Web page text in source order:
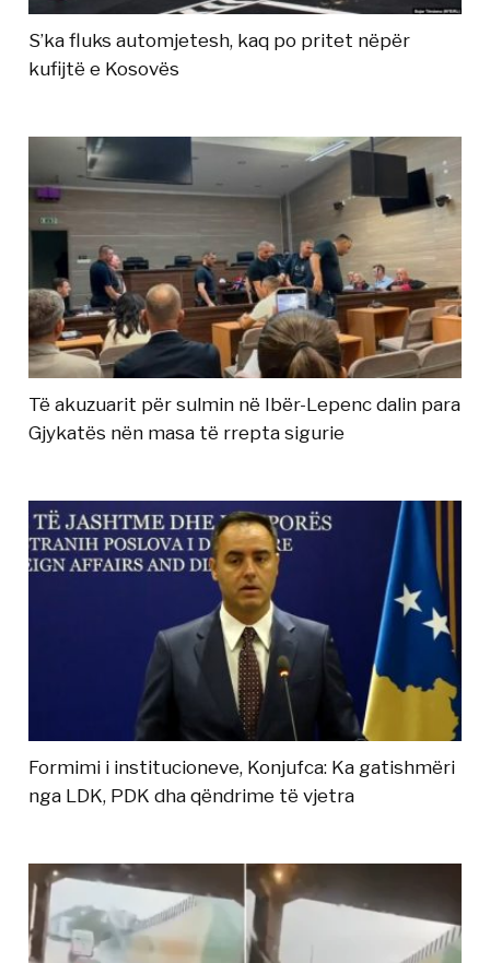
S’ka fluks automjetesh, kaq po pritet nëpër
kufijtë e Kosovës
Të akuzuarit për sulmin në Ibër-Lepenc dalin para
Gjykatës nën masa të rrepta sigurie
Formimi i institucioneve, Konjufca: Ka gatishmëri
nga LDK, PDK dha qëndrime të vjetra